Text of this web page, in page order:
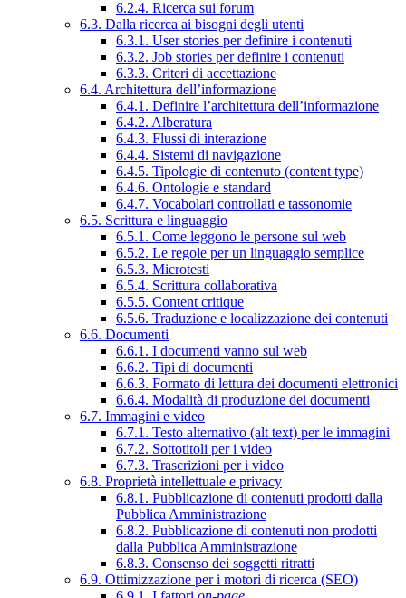
6.2.4. Ricerca sui forum
6.3. Dalla ricerca ai bisogni degli utenti
6.3.1. User stories per definire i contenuti
6.3.2. Job stories per definire i contenuti
6.3.3. Criteri di accettazione
6.4. Architettura dell’informazione
6.4.1. Definire l’architettura dell’informazione
6.4.2. Alberatura
6.4.3. Flussi di interazione
6.4.4. Sistemi di navigazione
6.4.5. Tipologie di contenuto (content type)
6.4.6. Ontologie e standard
6.4.7. Vocabolari controllati e tassonomie
6.5. Scrittura e linguaggio
6.5.1. Come leggono le persone sul web
6.5.2. Le regole per un linguaggio semplice
6.5.3. Microtesti
6.5.4. Scrittura collaborativa
6.5.5. Content critique
6.5.6. Traduzione e localizzazione dei contenuti
6.6. Documenti
6.6.1. I documenti vanno sul web
6.6.2. Tipi di documenti
6.6.3. Formato di lettura dei documenti elettronici
6.6.4. Modalità di produzione dei documenti
6.7. Immagini e video
6.7.1. Testo alternativo (alt text) per le immagini
6.7.2. Sottotitoli per i video
6.7.3. Trascrizioni per i video
6.8. Proprietà intellettuale e privacy
6.8.1. Pubblicazione di contenuti prodotti dalla
Pubblica Amministrazione
6.8.2. Pubblicazione di contenuti non prodotti
dalla Pubblica Amministrazione
6.8.3. Consenso dei soggetti ritratti
6.9. Ottimizzazione per i motori di ricerca (SEO)